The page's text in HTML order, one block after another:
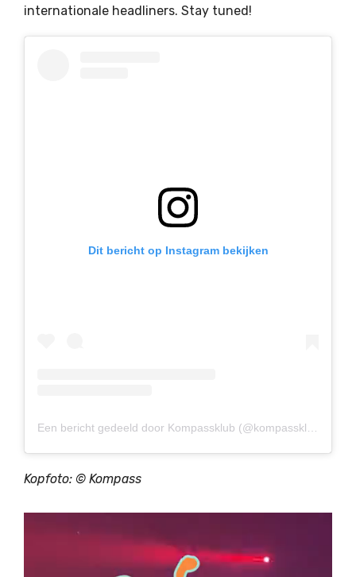
internationale headliners. Stay tuned!
Dit bericht op Instagram bekijken
Kopfoto: © Kompass